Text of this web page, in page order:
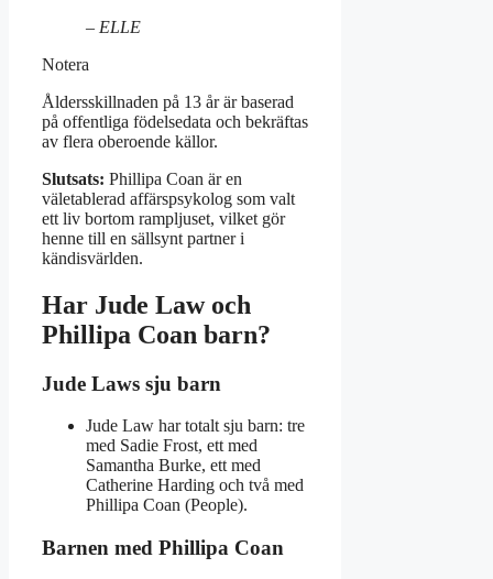
– ELLE
Notera
Åldersskillnaden på 13 år är baserad
på offentliga födelsedata och bekräftas
av flera oberoende källor.
Slutsats: Phillipa Coan är en
väletablerad affärspsykolog som valt
ett liv bortom rampljuset, vilket gör
henne till en sällsynt partner i
kändisvärlden.
Har Jude Law och
Phillipa Coan barn?
Jude Laws sju barn
Jude Law har totalt sju barn: tre
med Sadie Frost, ett med
Samantha Burke, ett med
Catherine Harding och två med
Phillipa Coan (People).
Barnen med Phillipa Coan